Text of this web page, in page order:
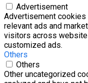
Advertisement
Advertisement
relevant ads and
visitors across
customized ads.
Others
Others
Other uncategorized